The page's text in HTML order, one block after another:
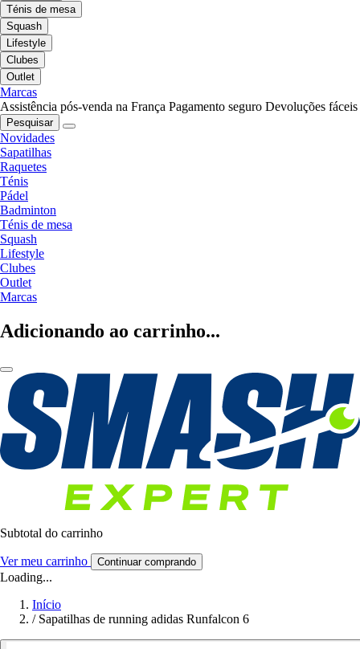
Ténis de mesa
Squash
Lifestyle
Clubes
Outlet
Marcas
Assistência pós-venda na França Pagamento seguro Devoluções fáceis
Pesquisar
Novidades
Sapatilhas
Raquetes
Ténis
Pádel
Badminton
Ténis de mesa
Squash
Lifestyle
Clubes
Outlet
Marcas
Adicionando ao carrinho...
Subtotal do carrinho
Ver meu carrinho Continuar comprando
Loading...
Início
/ Sapatilhas de running adidas Runfalcon 6